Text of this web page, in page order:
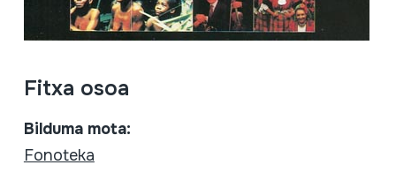
Fitxa osoa
Bilduma mota:
Fonoteka